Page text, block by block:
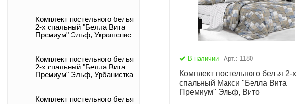
Комплект постельного белья
2-х спальный "Белла Вита
Премиум" Эльф, Украшение
Комплект постельного белья
2-х спальный "Белла Вита
Премиум" Эльф, Урбанистка
Комплект постельного белья
В наличии Арт.: 1180
Комплект постельного белья 2-х
спальный Макси "Белла Вита
Премиум" Эльф, Вито